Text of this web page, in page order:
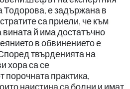
е задържана в
са приели, че към
й има достатъчно
в обвинението е
твърденията на
хора са се
порочната практика,
наистина са болни и имат